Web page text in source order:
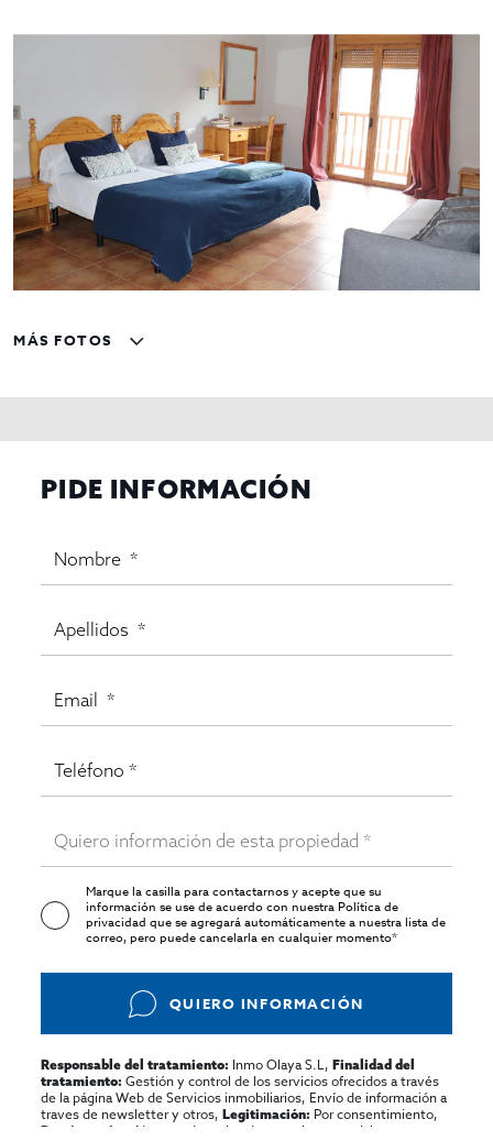
MÁS FOTOS
PIDE INFORMACIÓN
Marque la casilla para contactarnos y acepte que su
información se use de acuerdo con nuestraPolítica de
privacidadque se agregará automáticamente a nuestra lista de
correo, pero puede cancelarla en cualquier momento*
QUIERO INFORMACIÓN
Responsable del tratamiento: Inmo Olaya S.L,Finalidad del
tratamiento: Gestión y control de los servicios ofrecidos a través
de la página Web de Servicios inmobiliarios, Envío de información a
traves de newsletter y otros,Legitimación: Por consentimiento,
Destinatarios:
No se cederan los datos, salvo para elaborar